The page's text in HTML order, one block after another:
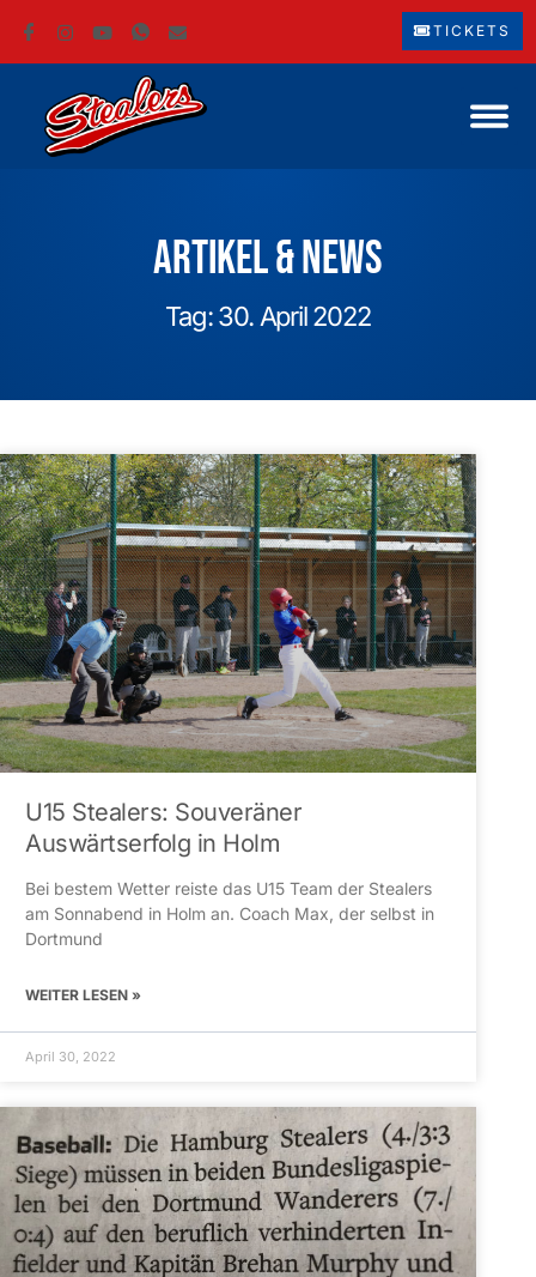
TICKETS
Artikel & News
Tag: 30. April 2022
U15 Stealers: Souveräner
Auswärtserfolg in Holm
Bei bestem Wetter reiste das U15 Team der Stealers
am Sonnabend in Holm an. Coach Max, der selbst in
Dortmund
WEITER LESEN »
April 30, 2022